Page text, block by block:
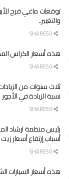
والتغيير..
هذه أسعار الكراس
ثلاث سنوات من
نسبة الزيادة في الأجور
رئيس منظمة ارشاد
أسباب إرتفاع أسعار
هذه أسعار السيارات